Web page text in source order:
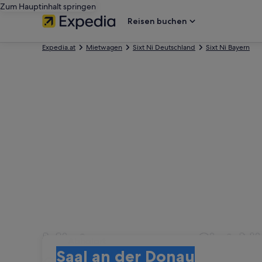
Zum Hauptinhalt springen
Reisen buchen
Expedia.at Mietwagen Sixt Ni Deutschland Sixt Ni Bayern
Mietwagen von Sixt
Saal an der Donau